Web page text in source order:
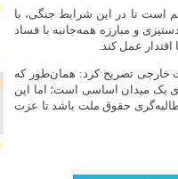
است تا در این شرایط جنگی، با
و مبارزه همه‌جانبه با فساد
عمل کند.
خارجی تصریح کرد: همان‌طور که
یک میدان اساسی است؛ اما این
حقوق ملت باشد تا عزت